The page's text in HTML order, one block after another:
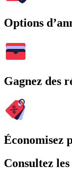
Options
Gagnez des
Économisez
Consultez